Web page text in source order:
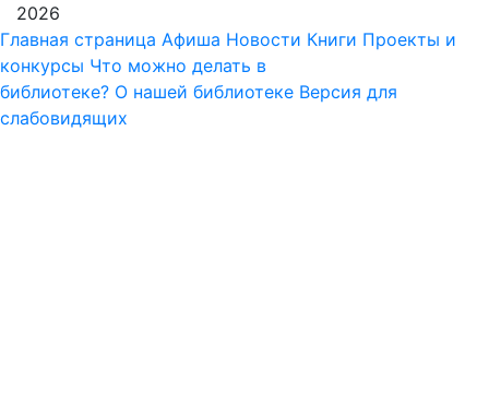
2026
Главная страница Афиша Новости Книги Проекты и
конкурсы Что можно делать в
библиотеке? О нашей библиотеке Версия для
слабовидящих